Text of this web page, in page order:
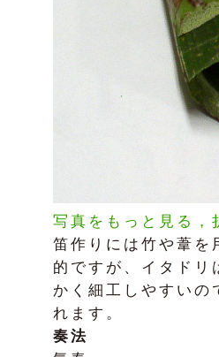
写真をもっと見る，
笛作りには竹や葦を
的ですが、イタドリ
かく細工しやすいの
れます。
奏法